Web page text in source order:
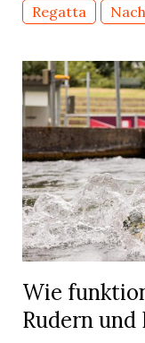
Regatta
Wie
Rudern und